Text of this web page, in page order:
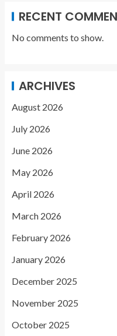
RECENT
No comments to show.
ARCHIVES
August 2026
July 2026
June 2026
May 2026
April 2026
March 2026
February 2026
January 2026
December 2025
November 2025
October 2025